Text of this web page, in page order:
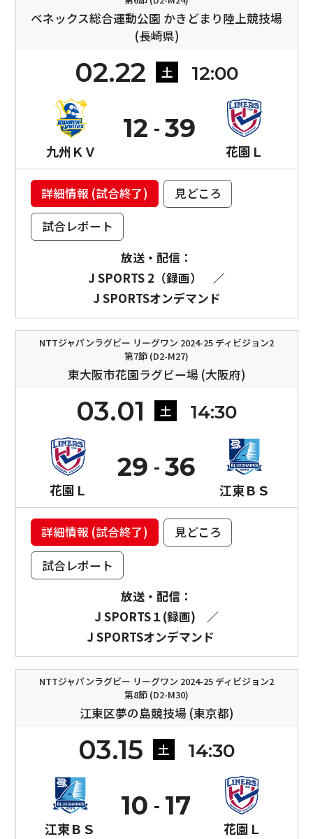
ベネックス総合運動公園 かきどまり陸上競技場
(長崎県)
02.22 土 12:00
九州ＫＶ
12
花園Ｌ
39
詳細情報 (試合終了)
見どころ
試合レポート
放送・配信：
J SPORTS 2（録画）
／
J SPORTSオンデマンド
NTTジャパンラグビー リーグワン 2024-25 ディビジョン2
第7節 (D2-M27)
東大阪市花園ラグビー場 (大阪府)
03.01 土 14:30
花園Ｌ
29
江東ＢＳ
36
詳細情報 (試合終了)
見どころ
試合レポート
放送・配信：
J SPORTS１(録画)
／
J SPORTSオンデマンド
NTTジャパンラグビー リーグワン 2024-25 ディビジョン2
第8節 (D2-M30)
江東区夢の島競技場 (東京都)
03.15 土 14:30
江東ＢＳ
10
花園Ｌ
17